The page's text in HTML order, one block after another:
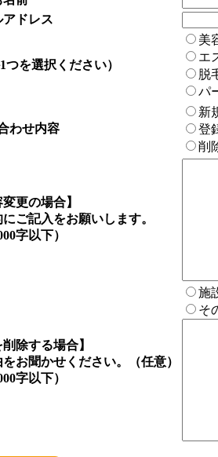
アドレス
を選択ください）
美
エ
脱
パ
わせ内容
新
登
削
変更の場合】
ご記入をお願いします。
字以下）
削除する場合】
お聞かせください。（任意）
字以下）
施
そ